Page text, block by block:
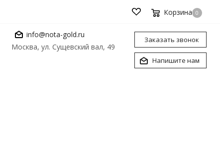
Корзина 0
info@nota-gold.ru
Москва, ул. Сущевский вал, 49
Заказать звонок
Напишите нам